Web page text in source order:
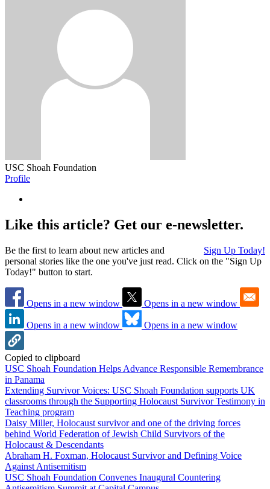
USC Shoah Foundation
Profile
Like this article? Get our e-newsletter.
Sign Up Today!
Be the first to learn about new articles and
personal stories like the one you've just read. Click on the "Sign Up
Today!" button to start.
Opens in a new window Opens in a new window
Opens in a new window Opens in a new window
Copied to clipboard
USC Shoah Foundation Helps Advance Responsible Remembrance
in Panama
Extending Survivor Voices: USC Shoah Foundation supports UK
classrooms through the Supporting Holocaust Survivor Testimony in
Teaching program
Daisy Miller, Holocaust survivor and one of the driving forces
behind World Federation of Jewish Child Survivors of the
Holocaust & Descendants
Abraham H. Foxman, Holocaust Survivor and Defining Voice
Against Antisemitism
USC Shoah Foundation Convenes Inaugural Countering